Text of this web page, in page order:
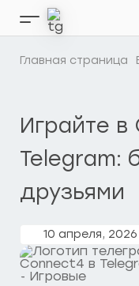
Перейти
содержимому
Кнопка
бокового
меню
Главная страница
Играйте в
Telegram:
друзьями
10 апреля, 2026